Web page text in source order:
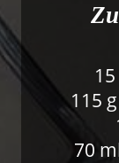
115
70